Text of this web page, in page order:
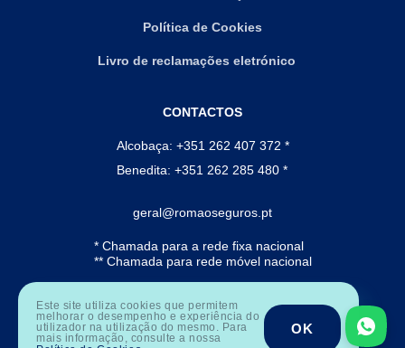
Política de Cookies
Livro de reclamações eletrónico
CONTACTOS
Alcobaça: +351 262 407 372 *
Benedita: +351 262 285 480 *
geral@romaoseguros.pt
* Chamada para a rede fixa nacional
** Chamada para rede móvel nacional
Este site utiliza cookies que permitem
melhorar o desempenho e experiência do
utilizador na utilização do mesmo. Para
mais informação, consulte a nossa
OK